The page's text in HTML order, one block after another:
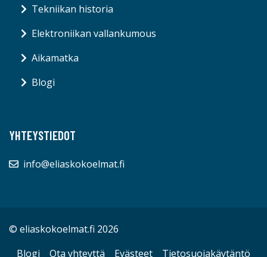
Tekniikan historia
Elektroniikan vallankumous
Aikamatka
Blogi
YHTEYSTIEDOT
info@eliaskokoelmat.fi
© eliaskokoelmat.fi 2026
Blogi
Ota yhteyttä Evästeet Tietosuojakäytäntö